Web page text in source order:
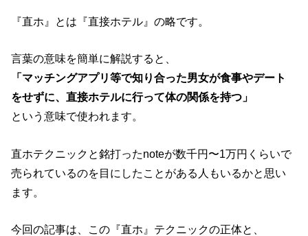
『直ホ』とは『直接ホテル』の略です。
言葉の意味を簡単に解説すると、
「マッチングアプリ等で知り合った男女が食事やデート
をせずに、直接ホテルに行って体の関係を持つ」
という意味で使われます。
直ホテクニックと銘打ったnoteが数千円〜1万円くらいで
売られているのを目にしたことがある人もいるかと思い
ます。
今回の記事は、この『直ホ』テクニックの正体と、